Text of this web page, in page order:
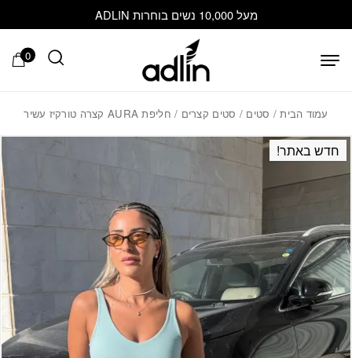
מעל 10,000 נשים בוחרות ADLIN
0
עמוד הבית/ סטים / סטים קצרים / חליפת AURA קצרה טורקיז עשיר
חדש באתר!